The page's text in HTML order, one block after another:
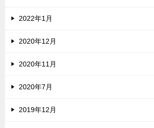
2022年1月
2020年12月
2020年11月
2020年7月
2019年12月